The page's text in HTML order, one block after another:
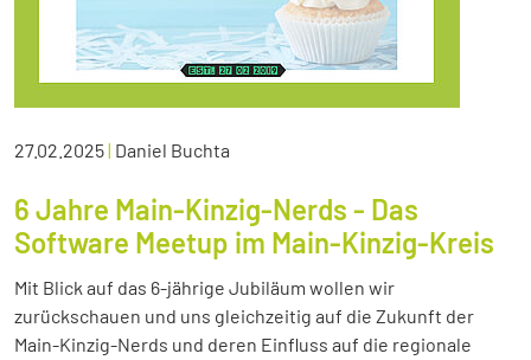
27.02.2025| Daniel Buchta
6 Jahre Main-Kinzig-Nerds - Das
Software Meetup im Main-Kinzig-Kreis
Mit Blick auf das 6-jährige Jubiläum wollen wir
zurückschauen und uns gleichzeitig auf die Zukunft der
Main-Kinzig-Nerds und deren Einfluss auf die regionale